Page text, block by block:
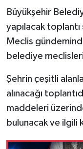
Büyükşehir
yapılacak
Meclis
belediye
Şehrin çeşitli
alınacağı
maddeleri
bulunacak ve ilgili